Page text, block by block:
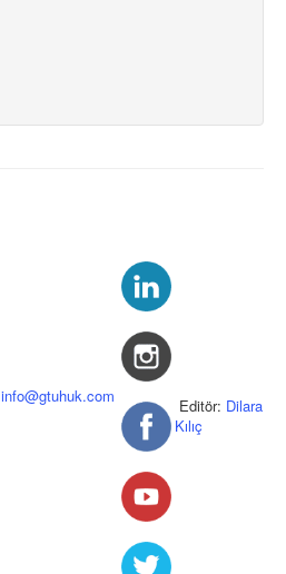
info@gtuhuk.com Editör: Dilara
Kılıç